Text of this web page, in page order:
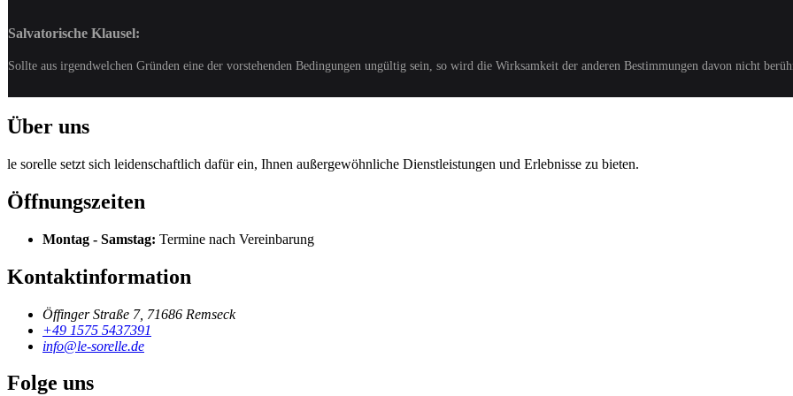
Salvatorische Klausel:
Sollte aus irgendwelchen Gründen eine der vorstehenden Bedingungen ungültig sein, so wird die Wirksamkeit der anderen Bestimmungen davon nicht
Über uns
le sorelle setzt sich leidenschaftlich dafür ein, Ihnen außergewöhnliche Dienstleistungen und Erlebnisse zu bieten.
Öffnungszeiten
Montag - Samstag: Termine nach Vereinbarung
Kontaktinformation
Öffinger Straße 7, 71686 Remseck
+49 1575 5437391
info@le-sorelle.de
Folge uns